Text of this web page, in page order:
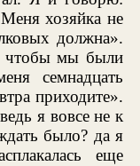
хозяйка не
должна».
чтобы мы были
семнадцать
приходите».
я вовсе не к
было? да я
еще